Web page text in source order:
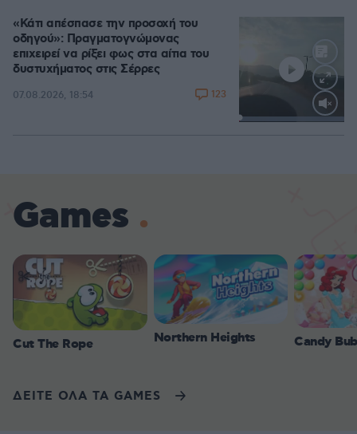
Loaded:
«Κάτι απέσπασε την προσοχή του
οδηγού»: Πραγματογνώμονας
επιχειρεί να ρίξει φως στα αίτια του
δυστυχήματος στις Σέρρες
07.08.2026, 18:54 123
Games
Cut The Rope Northern Heights Candy
ΔΕΙΤΕ ΟΛΑ ΤΑ GAMES